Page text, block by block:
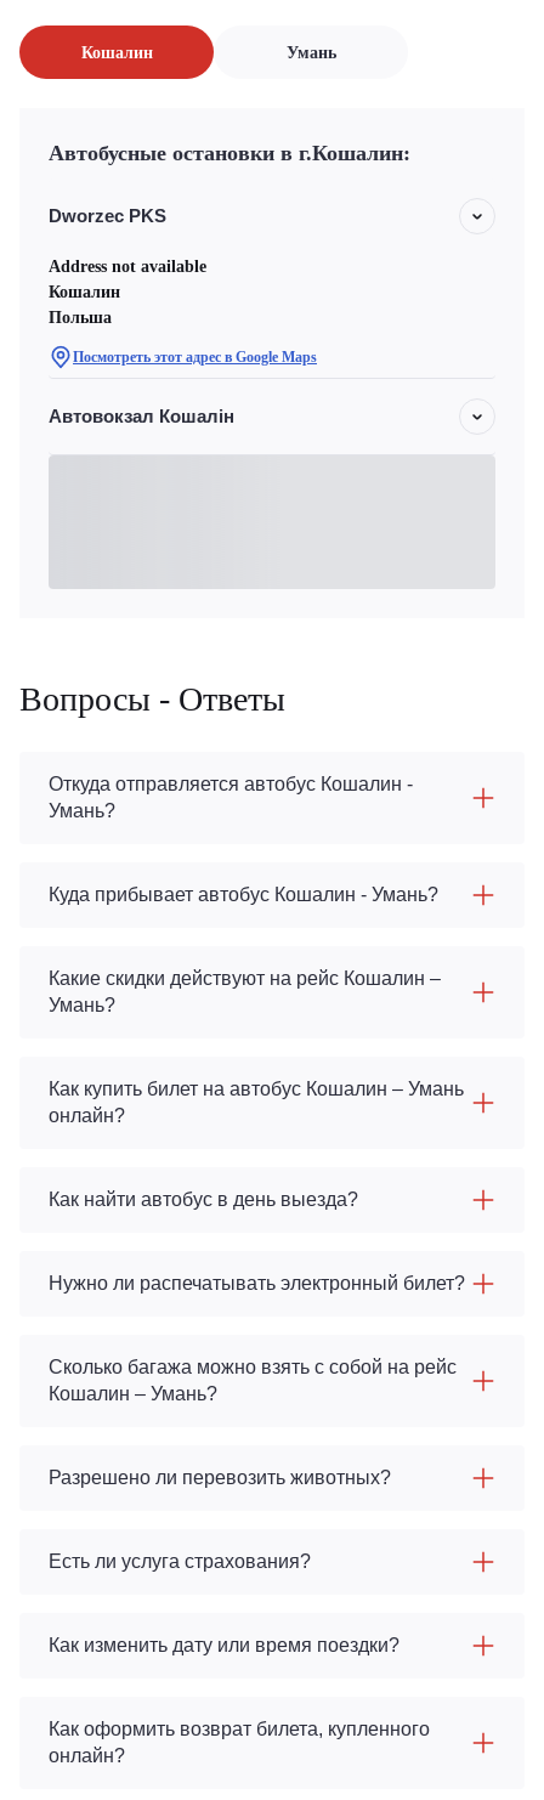
Кошалин Умань
Автобусные остановки в г.Кошалин:
Dworzec PKS
Address not available
Кошалин
Польша
Посмотреть этот адрес в Google Maps
Автовокзал Кошалін
Вопросы - Ответы
Откуда отправляется автобус Кошалин -
Умань?
Куда прибывает автобус Кошалин - Умань?
Какие скидки действуют на рейс Кошалин –
Умань?
Как купить билет на автобус Кошалин – Умань
онлайн?
Как найти автобус в день выезда?
Нужно ли распечатывать электронный билет?
Сколько багажа можно взять с собой на рейс
Кошалин – Умань?
Разрешено ли перевозить животных?
Есть ли услуга страхования?
Как изменить дату или время поездки?
Как оформить возврат билета, купленного
онлайн?